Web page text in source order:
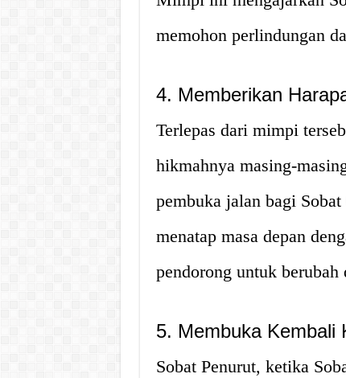
memohon perlindungan
4. Memberikan
Terlepas dari mimpi
hikmahnya masing-
pembuka jalan bagi
menatap masa depan
pendorong untuk
5. Membuka Kembali
Sobat Penurut, ketika